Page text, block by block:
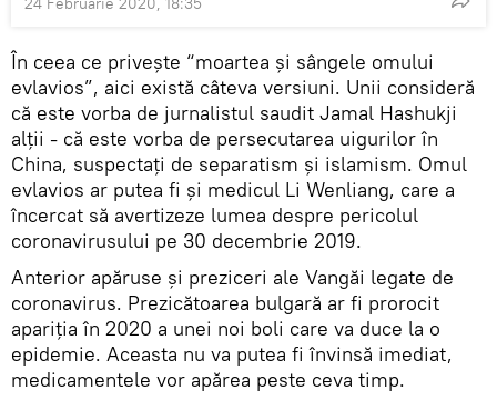
În ceea ce privește “moartea și sângele omului
evlavios”, aici există câteva versiuni. Unii consideră
că este vorba de jurnalistul saudit Jamal Hashukji
alții - că este vorba de persecutarea uigurilor în
China, suspectați de separatism și islamism. Omul
evlavios ar putea fi și medicul Li Wenliang, care a
încercat să avertizeze lumea despre pericolul
coronavirusului pe 30 decembrie 2019.
Anterior apăruse și preziceri ale Vangăi legate de
coronavirus. Prezicătoarea bulgară ar fi prorocit
apariția în 2020 a unei noi boli care va duce la o
epidemie. Aceasta nu va putea fi învinsă imediat,
medicamentele vor apărea peste ceva timp.